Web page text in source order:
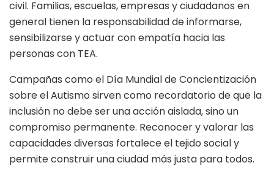
civil. Familias, escuelas, empresas y ciudadanos en
general tienen la responsabilidad de informarse,
sensibilizarse y actuar con empatía hacia las
personas con TEA.
Campañas como el Día Mundial de Concientización
sobre el Autismo sirven como recordatorio de que la
inclusión no debe ser una acción aislada, sino un
compromiso permanente. Reconocer y valorar las
capacidades diversas fortalece el tejido social y
permite construir una ciudad más justa para todos.